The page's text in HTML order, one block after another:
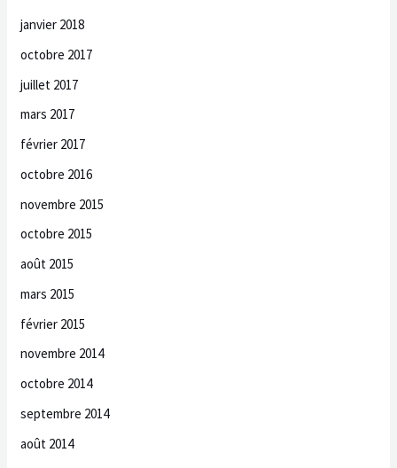
janvier 2018
octobre 2017
juillet 2017
mars 2017
février 2017
octobre 2016
novembre 2015
octobre 2015
août 2015
mars 2015
février 2015
novembre 2014
octobre 2014
septembre 2014
août 2014